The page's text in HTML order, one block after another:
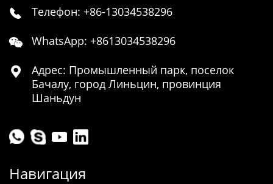
 Телефон: +86-13034538296
 WhatsApp: +8613034538296

Адрес: Промышленный парк, поселок
Бачалу, город Линьцин, провинция
Шаньдун
Навигация